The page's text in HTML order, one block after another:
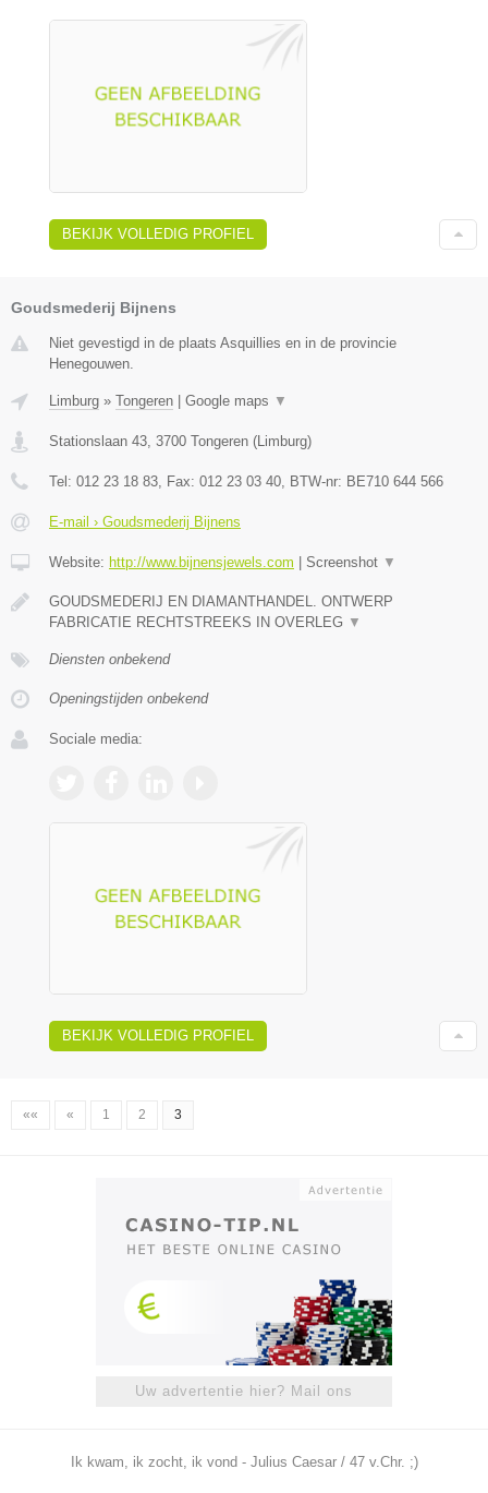
BEKIJK VOLLEDIG PROFIEL
Goudsmederij Bijnens
Niet gevestigd in de plaats Asquillies en in de provincie
Henegouwen.
Limburg » Tongeren | Google maps ▼
Stationslaan 43 3700 Tongeren (Limburg)
Tel: 012 23 18 83 , Fax: 012 23 03 40 , BTW-nr: BE710 644 566
E-mail › Goudsmederij Bijnens
Website: http://www.bijnensjewels.com | Screenshot ▼
GOUDSMEDERIJ EN DIAMANTHANDEL. ONTWERP
FABRICATIE RECHTSTREEKS IN OVERLEG ▼
Diensten onbekend
Openingstijden onbekend
Sociale media:
BEKIJK VOLLEDIG PROFIEL
«« « 1 2 3
Uw advertentie hier? Mail ons
Ik kwam, ik zocht, ik vond - Julius Caesar / 47 v.Chr. ;)